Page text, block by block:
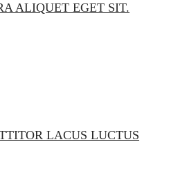
ALIQUET EGET SIT.
LACUS LUCTUS